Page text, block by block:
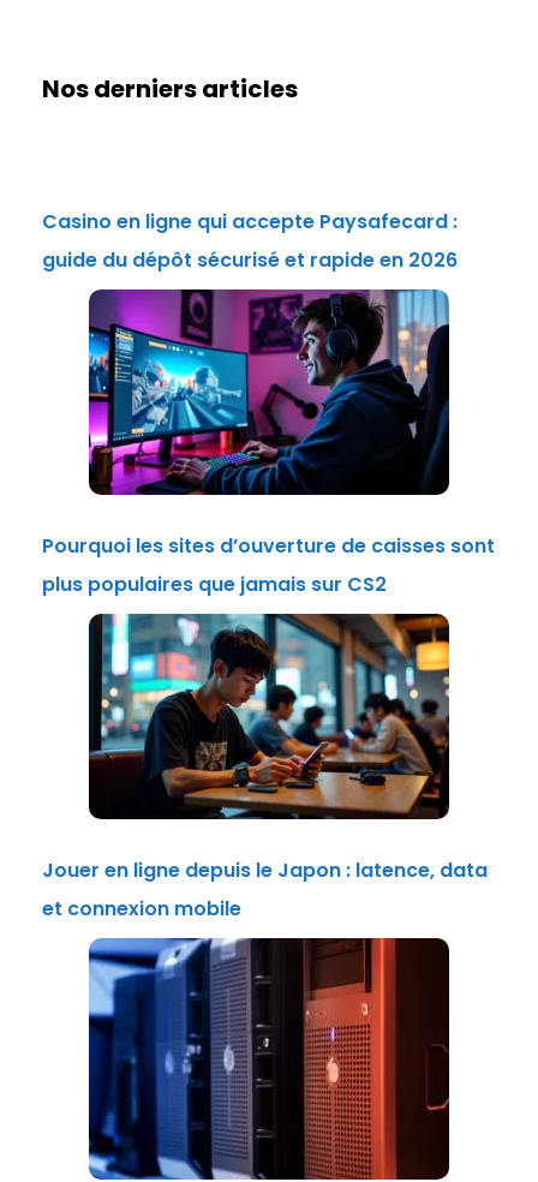
Nos derniers articles
Casino en ligne qui accepte Paysafecard :
guide du dépôt sécurisé et rapide en 2026
Pourquoi les sites d’ouverture de caisses sont
plus populaires que jamais sur CS2
Jouer en ligne depuis le Japon : latence, data
et connexion mobile